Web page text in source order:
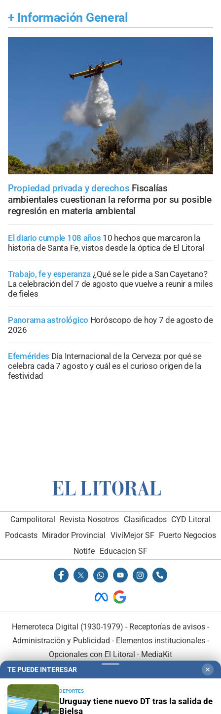
+ Información General
Propiedad privada y derechos Fiscalías
ambientales cuestionan la reforma por su posible
regresión en materia ambiental
El diario cumple 108 años 10 hechos que marcaron la
historia de Santa Fe, vistos desde la óptica de El Litoral
Trabajo, fe y esperanza ¿Qué se le pide a San Cayetano?
La celebración del 7 de agosto que vuelve a reunir a miles
de fieles
Panorama astrológico Horóscopo de hoy 7 de agosto de
2026
Efemérides Día Internacional de la Cerveza: por qué se
celebra cada 7 agosto y cuál es el curioso origen de la
festividad
Campolitoral Revista Nosotros Clasificados CYD Litoral
Podcasts Mirador Provincial VivíMejor SF Puerto Negocios
Notife Educacion SF
Hemeroteca Digital (1930-1979) - Receptorías de avisos -
Administración y Publicidad - Elementos institucionales-
Opcionales con El Litoral - MediaKit
TE PUEDE INTERESAR ✕
DEPORTES
Uruguay tiene nuevo DT tras la salida de
Bielsa